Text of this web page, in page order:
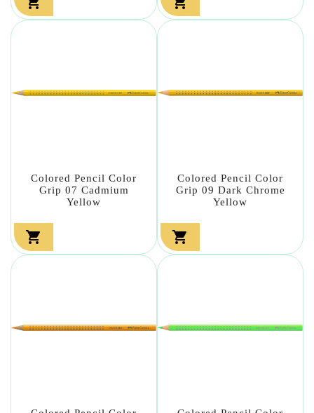
Colored Pencil Color
Grip 07 Cadmium
Yellow

Colored Pencil Color
Grip 09 Dark Chrome
Yellow
